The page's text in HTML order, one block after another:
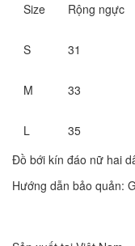
Size Rộng ngực
S 31
M 33
L 35
Đồ bới kín đáo nữ hai
Hướng dẫn bảo quản: